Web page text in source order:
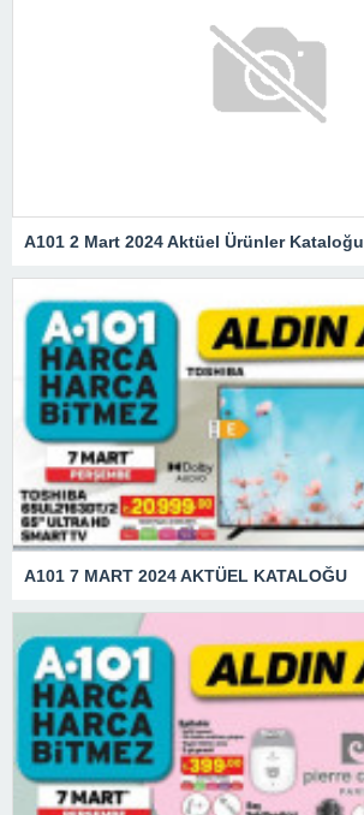
A101 2 Mart 2024 Aktüel Ürünler Kataloğu
A101 7 MART 2024 AKTÜEL KATALOĞU